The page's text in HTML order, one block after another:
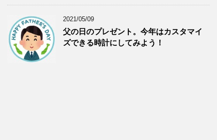
2021/05/09
父の日のプレゼント。今年はカスタマイ
ズできる時計にしてみよう！